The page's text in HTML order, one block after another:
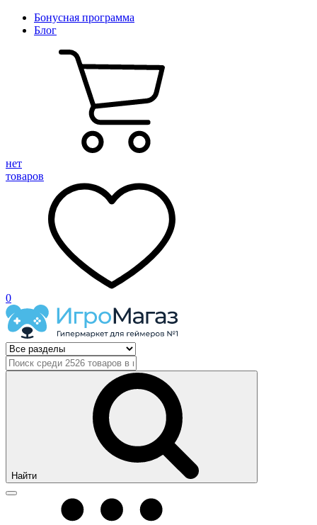
Бонусная программа
Блог
нет
товаров
0
Найти